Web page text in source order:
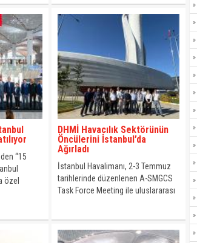
“15
özel
DHMİ Havacılık Sektörünün
Öncülerini İstanbul’da
Ağırladı
İstanbul Havalimanı, 2-3 Temmuz
tarihlerinde düzenlenen A-SMGCS
Task Force Meeting ile uluslararası
»
»
»
»
»
»
»
»
»
»
»
»
»
»